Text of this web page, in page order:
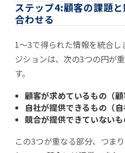
ステップ4:顧客の課題
合わせる
1〜3で得られた情報を統合し
ジションは、次の3つの円が
す。
顧客が求めているもの（顧
自社が提供できるもの（自
競合が提供できていないも
この3つが重なる部分、つまり